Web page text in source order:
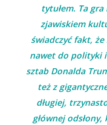
tytułem. Ta
zjawiskiem
świadczyć fakt,
nawet do polityki
sztab Donalda
też z
długiej,
głównej